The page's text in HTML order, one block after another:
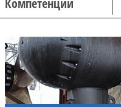
Компетенции